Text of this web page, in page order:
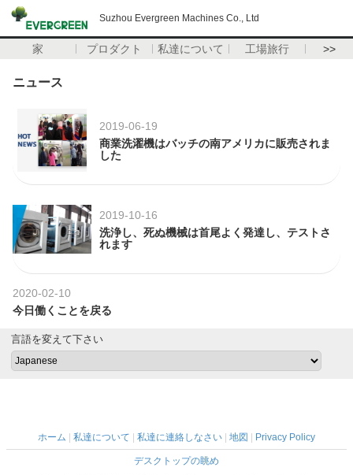
Suzhou Evergreen Machines Co., Ltd
家 プロダクト 私達について 工場旅行 >>
ニュース
2019-06-19
商業洗濯機はバッチの南アメリカに販売されま
した
2019-10-16
洗浄し、死ぬ機械は首尾よく発達し、テストさ
れます
2020-02-10
今日働くことを戻る
言語を変えて下さい
ホーム 私達について 私達に連絡しなさい 地図 Privacy Policy
デスクトップの眺め